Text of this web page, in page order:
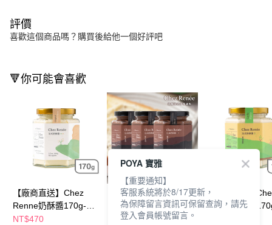
評價
喜歡這個商品嗎？購買後給他一個好評吧
🔻你可能會喜歡
【廠商直送】Chez
Renne奶酥醬170g-原
味法式奶酥醬
NT$470
【廠商直送】Chez
Renne奶酥醬-醇厚黑
巧法式奶酥醬3入組
NT$1,230
【廠商直送】
Renne奶酥醬
POYA 寶雅
【重要通知】
客服系統將於8/17更新，
為保障留言資訊可保留查詢，請先
登入會員帳號留言。